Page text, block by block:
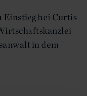
Einstieg bei Curtis
in dem